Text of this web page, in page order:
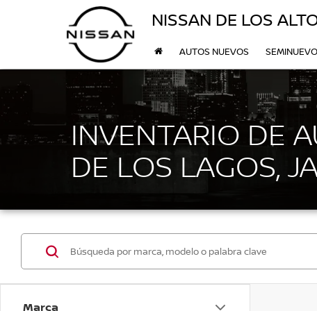
NISSAN DE LOS
AUTOS NUEVOS
INVENTARIO DE
DE LOS LAGOS,
Marca